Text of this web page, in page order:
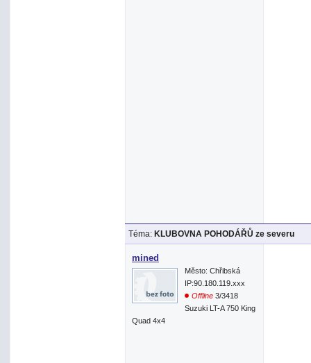
Téma: KLUBOVNA POHODÁŘŮ ze severu
mined
Město: Chřibská
IP:90.180.119.xxx
Offline 3/3418
Suzuki LT-A 750 King
Quad 4x4